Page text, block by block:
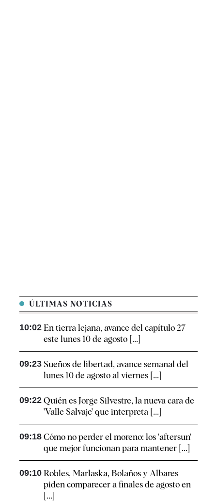
ÚLTIMAS NOTICIAS
10:02 En tierra lejana, avance del capítulo 27
este lunes 10 de agosto [...]
09:23 Sueños de libertad, avance semanal del
lunes 10 de agosto al viernes [...]
09:22 Quién es Jorge Silvestre, la nueva cara de
'Valle Salvaje' que interpreta [...]
09:18 Cómo no perder el moreno: los 'aftersun'
que mejor funcionan para mantener [...]
09:10 Robles, Marlaska, Bolaños y Albares
piden comparecer a finales de agosto en
[...]